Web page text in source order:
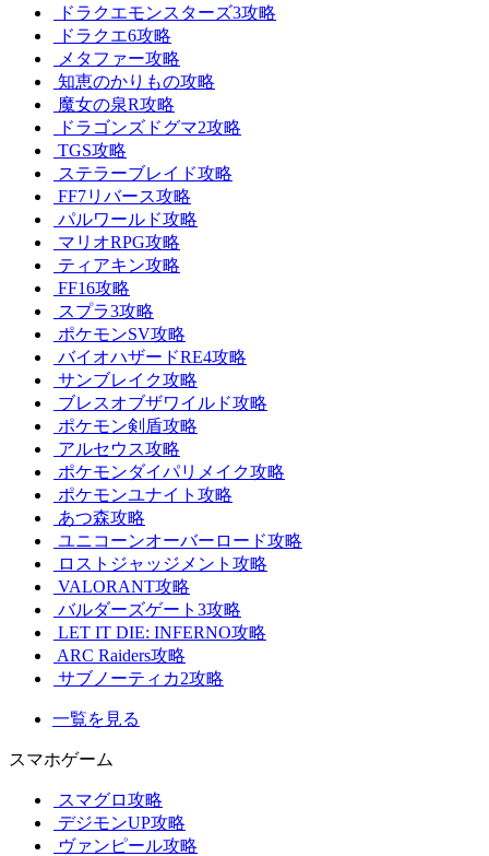
ドラクエモンスターズ3攻略
ドラクエ6攻略
メタファー攻略
知恵のかりもの攻略
魔女の泉R攻略
ドラゴンズドグマ2攻略
TGS攻略
ステラーブレイド攻略
FF7リバース攻略
パルワールド攻略
マリオRPG攻略
ティアキン攻略
FF16攻略
スプラ3攻略
ポケモンSV攻略
バイオハザードRE4攻略
サンブレイク攻略
ブレスオブザワイルド攻略
ポケモン剣盾攻略
アルセウス攻略
ポケモンダイパリメイク攻略
ポケモンユナイト攻略
あつ森攻略
ユニコーンオーバーロード攻略
ロストジャッジメント攻略
VALORANT攻略
バルダーズゲート3攻略
LET IT DIE: INFERNO攻略
ARC Raiders攻略
サブノーティカ2攻略
一覧を見る
スマホゲーム
スマグロ攻略
デジモンUP攻略
ヴァンピール攻略